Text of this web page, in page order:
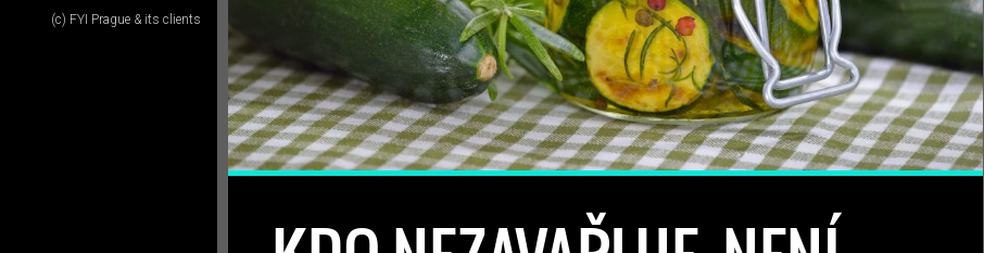
(c) FYI Prague & its clients